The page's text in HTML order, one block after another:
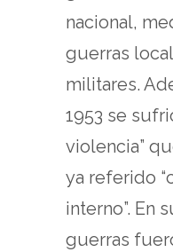
nacional,
guerras
militares.
1953 se
violencia”
ya referido
interno”. En
guerras